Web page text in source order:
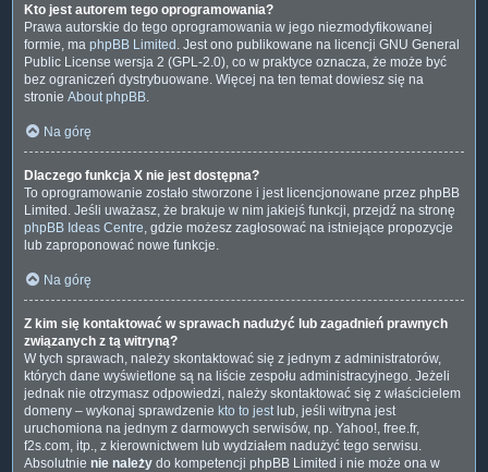
Kto jest autorem tego oprogramowania?
Prawa autorskie do tego oprogramowania w jego niezmodyfikowanej
formie, ma phpBB Limited. Jest ono publikowane na licencji GNU General
Public License wersja 2 (GPL-2.0), co w praktyce oznacza, że może być
bez ograniczeń dystrybuowane. Więcej na ten temat dowiesz się na
stronie About phpBB.
Na górę
Dlaczego funkcja X nie jest dostępna?
To oprogramowanie zostało stworzone i jest licencjonowane przez phpBB
Limited. Jeśli uważasz, że brakuje w nim jakiejś funkcji, przejdź na stronę
phpBB Ideas Centre, gdzie możesz zagłosować na istniejące propozycje
lub zaproponować nowe funkcje.
Na górę
Z kim się kontaktować w sprawach nadużyć lub zagadnień prawnych
związanych z tą witryną?
W tych sprawach, należy skontaktować się z jednym z administratorów,
których dane wyświetlone są na liście zespołu administracyjnego. Jeżeli
jednak nie otrzymasz odpowiedzi, należy skontaktować się z właścicielem
domeny – wykonaj sprawdzenie kto to jestlub, jeśli witryna jest
uruchomiona na jednym z darmowych serwisów, np. Yahoo!, free.fr,
f2s.com, itp., z kierownictwem lub wydziałem nadużyć tego serwisu.
Absolutnie nie należy do kompetencji phpBB Limited i nie może ona w